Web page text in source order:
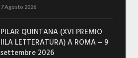
7 Agosto 2026
PILAR QUINTANA (XVI PREMIO
IILA LETTERATURA) A ROMA – 9
settembre 2026